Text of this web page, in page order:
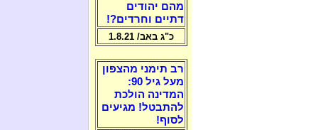
מהם יהודים
דתיים וחרדים?!
כ"ג באב/ 1.8.21
רב תימני מהצפון
מעל גיל 90:
המדינה הולכת
להתבטל! מגיעים
לסוף!